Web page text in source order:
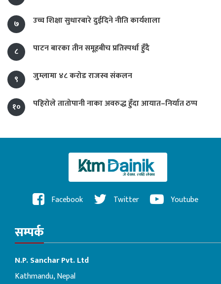
७ उच्च शिक्षा सुधारबारे दुईदिने नीति कार्यशाला
८ पाटन बारका तीन समूहबीच प्रतिस्पर्धा हुँदै
९ जुम्लामा ४८ करोड राजस्व संकलन
१० पहिरोले तातोपानी नाका अवरुद्ध हुँदा आयात–निर्यात ठप्प
Facebook Twitter Youtube
सम्पर्क
N.P. Sanchar Pvt. Ltd
Kathmandu, Nepal